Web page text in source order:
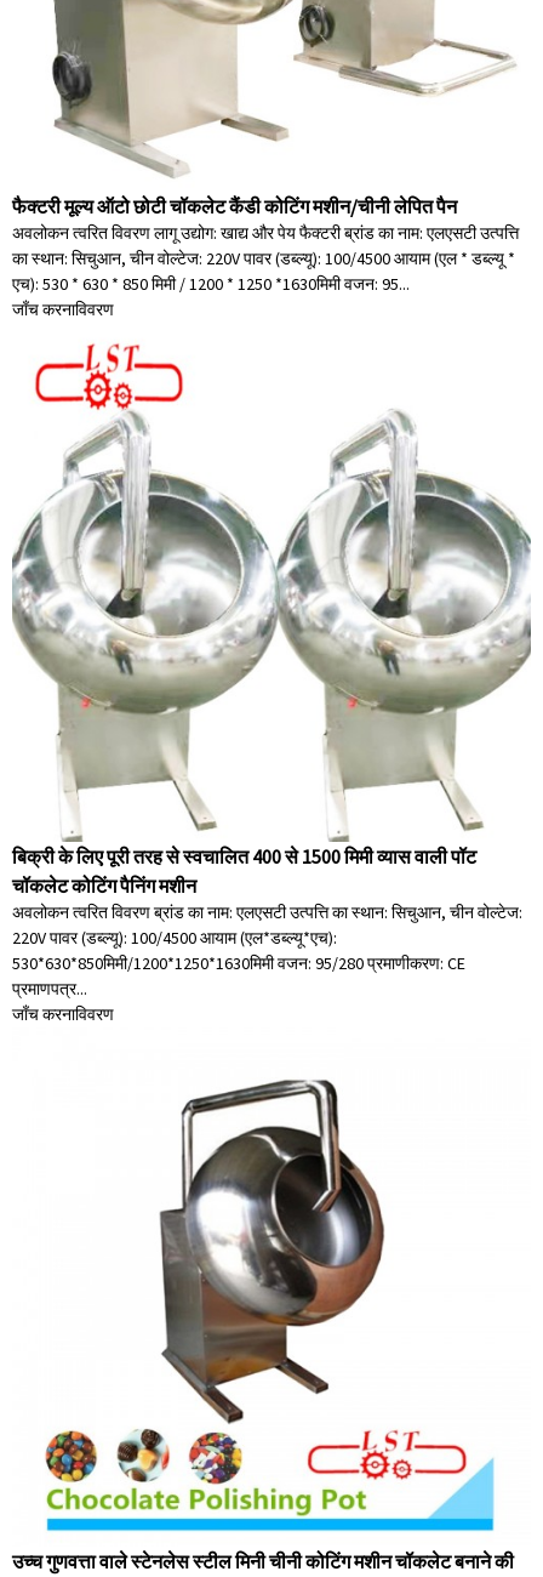
फैक्टरी मूल्य ऑटो छोटी चॉकलेट कैंडी कोटिंग मशीन/चीनी लेपित पैन
अवलोकन त्वरित विवरण लागू उद्योग: खाद्य और पेय फैक्टरी ब्रांड का नाम: एलएसटी उत्पत्ति
का स्थान: सिचुआन, चीन वोल्टेज: 220V पावर (डब्ल्यू): 100/4500 आयाम (एल * डब्ल्यू *
एच): 530 * 630 * 850 मिमी / 1200 * 1250 *1630मिमी वजन: 95...
जाँच करनाविवरण
बिक्री के लिए पूरी तरह से स्वचालित 400 से 1500 मिमी व्यास वाली पॉट
चॉकलेट कोटिंग पैनिंग मशीन
अवलोकन त्वरित विवरण ब्रांड का नाम: एलएसटी उत्पत्ति का स्थान: सिचुआन, चीन वोल्टेज:
220V पावर (डब्ल्यू): 100/4500 आयाम (एल*डब्ल्यू*एच):
530*630*850मिमी/1200*1250*1630मिमी वजन: 95/280 प्रमाणीकरण: CE
प्रमाणपत्र...
जाँच करनाविवरण
उच्च गुणवत्ता वाले स्टेनलेस स्टील मिनी चीनी कोटिंग मशीन चॉकलेट बनाने की